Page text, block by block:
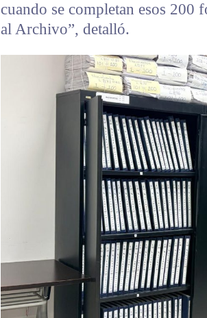
cuando se completan esos 200
al Archivo”, detalló.